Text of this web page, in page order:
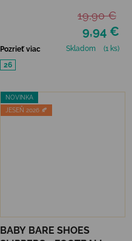
9,94 €
19,90 €
Pozrieť viac Skladom
(1 ks)
26
NOVINKA
JESEŇ 2026 🍂
BABY BARE SHOES